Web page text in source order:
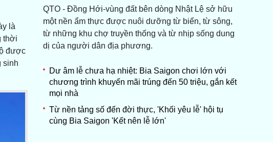
là
thời
được
sinh
QTO - Đồng Hới-vùng đất bên dòng Nhật Lệ sở hữu
một nền ẩm thực được nuôi dưỡng từ biển, từ sông,
từ những khu chợ truyền thống và từ nhịp sống dung
dị của người dân địa phương.
Dư âm lễ chưa hạ nhiệt: Bia Saigon chơi lớn với
chương trình khuyến mãi trúng đến 50 triệu, gắn kết
mọi nhà
Từ nền tảng số đến đời thực, 'Khối yêu lễ' hội tụ
cùng Bia Saigon 'Kết nên lễ lớn'